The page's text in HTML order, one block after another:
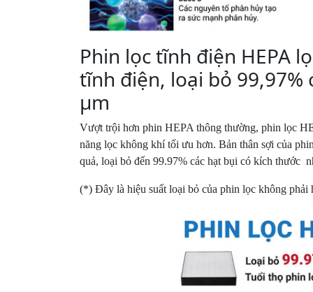
Phin lọc tĩnh điện HEPA
tĩnh điện, loại bỏ 99,97%
μm
Vượt trội hơn phin HEPA thông thường, phin lọc
năng lọc không khí tối ưu hơn. Bản thân sợi của
quả, loại bỏ đến 99.97% các hạt bụi có kích thước
(*) Đây là hiệu suất loại bỏ của phin lọc không phải